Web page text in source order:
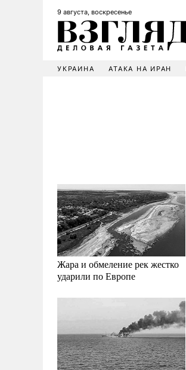
9 августа, воскресенье
УКРАИНА АТАКА НА ИРАН
Жара и обмеление рек жестко
ударили по Европе